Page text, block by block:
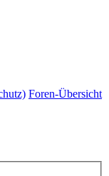
Foren-Übersicht